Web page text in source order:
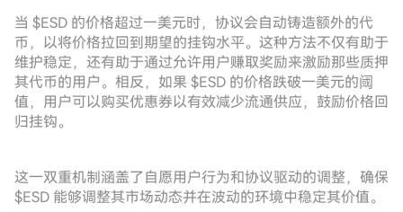
当 $ESD 的价格超过一美元时，协议会自动铸造额外的代
币，以将价格拉回到期望的挂钩水平。这种方法不仅有助于
维护稳定，还有助于通过允许用户赚取奖励来激励那些质押
其代币的用户。相反，如果 $ESD 的价格跌破一美元的阈
值，用户可以购买优惠券以有效减少流通供应，鼓励价格回
归挂钩。
这一双重机制涵盖了自愿用户行为和协议驱动的调整，确保
$ESD 能够调整其市场动态并在波动的环境中稳定其价值。